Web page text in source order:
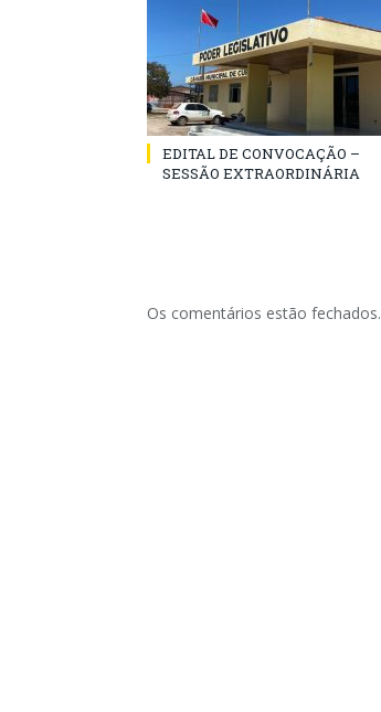
EDITAL DE CONVOCAÇÃO –
SESSÃO EXTRAORDINÁRIA
Os comentários estão fechados.